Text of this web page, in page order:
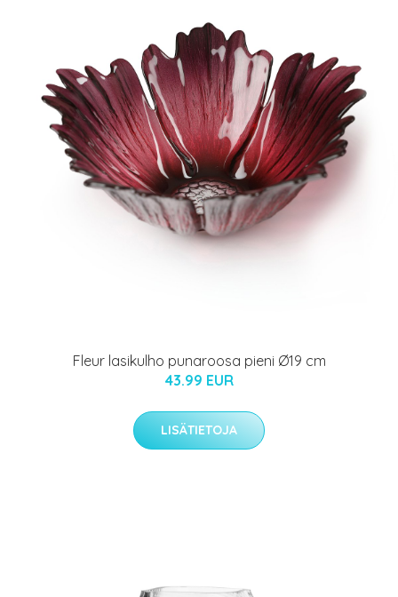
Fleur lasikulho punaroosa pieni Ø19 cm
43.99 EUR
LISÄTIETOJA